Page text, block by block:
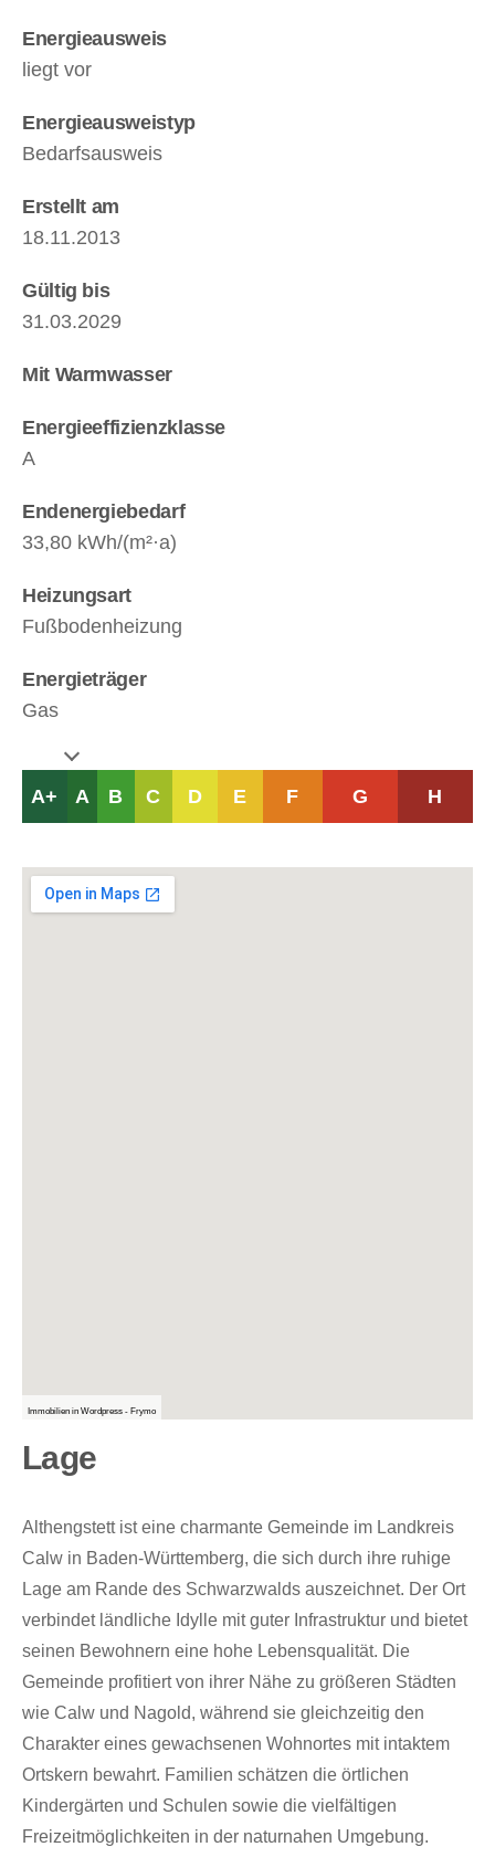
Energieausweis
liegt vor
Energie­ausweistyp
Bedarfsausweis
Erstellt am
18.11.2013
Gültig bis
31.03.2029
Mit Warmwasser
Energieeffizienzklasse
A
Endenergiebedarf
33,80 kWh/(m²·a)
Heizungsart
Fußbodenheizung
Energieträger
Gas
A+ A B C D E F G H
Immobilien in Wordpress - Frymo
Lage
Althengstett ist eine charmante Gemeinde im Landkreis
Calw in Baden-Württemberg, die sich durch ihre ruhige
Lage am Rande des Schwarzwalds auszeichnet. Der Ort
verbindet ländliche Idylle mit guter Infrastruktur und bietet
seinen Bewohnern eine hohe Lebensqualität. Die
Gemeinde profitiert von ihrer Nähe zu größeren Städten
wie Calw und Nagold, während sie gleichzeitig den
Charakter eines gewachsenen Wohnortes mit intaktem
Ortskern bewahrt. Familien schätzen die örtlichen
Kindergärten und Schulen sowie die vielfältigen
Freizeitmöglichkeiten in der naturnahen Umgebung.